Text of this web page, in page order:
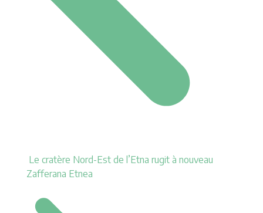
Le cratère Nord-Est de l’Etna rugit à nouveau
Zafferana Etnea